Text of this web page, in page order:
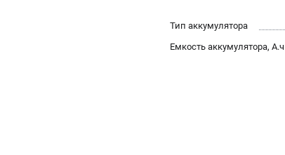
Тип аккумулятора
Емкость аккумулятора, А.ч